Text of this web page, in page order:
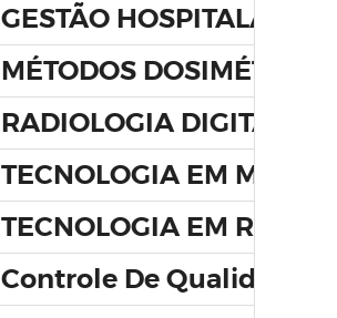
GESTÃO HOSPITALAR
MÉTODOS
RADIOLOGIA DIGITAL
TECNOLOGIA EM
TECNOLOGIA EM
Controle De Qualidade